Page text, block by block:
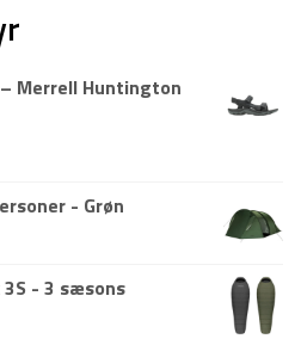
Merrell Huntington
- Grøn
- 3 sæsons